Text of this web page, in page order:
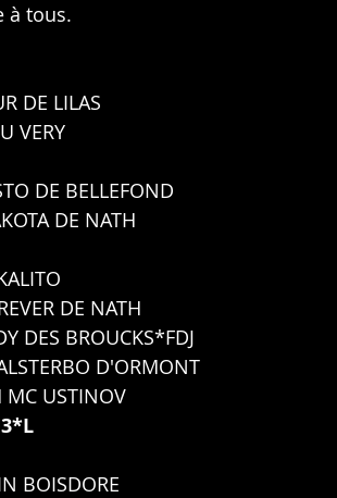
à tous.
DE LILAS
VERY
DE BELLEFOND
DE NATH
DE NATH
DES BROUCKS*FDJ
D'ORMONT
MC USTINOV
BOISDORE